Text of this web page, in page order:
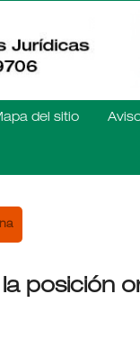
del sitio
posición